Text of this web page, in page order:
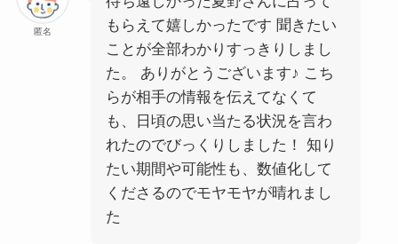
匿名
もらえて嬉しかったです 聞きたい
ことが全部わかりすっきりしまし
た。 ありがとうございます♪ こち
らが相手の情報を伝えてなくて
も、日頃の思い当たる状況を言わ
れたのでびっくりしました！ 知り
たい期間や可能性も、数値化して
くださるのでモヤモヤが晴れまし
た